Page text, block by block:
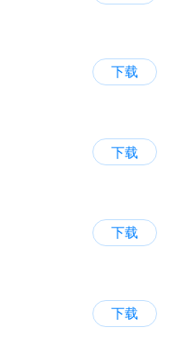
下载
下载
下载
下载